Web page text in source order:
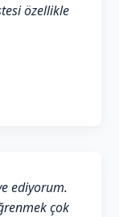
özellikle
ediyorum.
çok